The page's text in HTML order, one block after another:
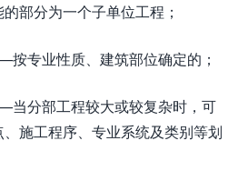
部分为一个子单位工程；
专业性质、建筑部位确定的；
分部工程较大或较复杂时，可
施工程序、专业系统及类别等划